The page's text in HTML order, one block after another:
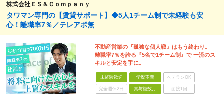
株式会社ＥＳ＆Ｃｏｍｐａｎｙ
タワマン専門の【賃貸サポート】◆5人1チーム制で未経験も安
心！離職率7％／テレアポ無
不動産営業の『孤独な個人戦』はもう終わり。
離職率7％を誇る『5名で1チーム制』で 一流のス
キルと安定を手に。
未経験歓迎 学歴不問 ベテランOK
完全週休2日 賞与複数月 面接1回